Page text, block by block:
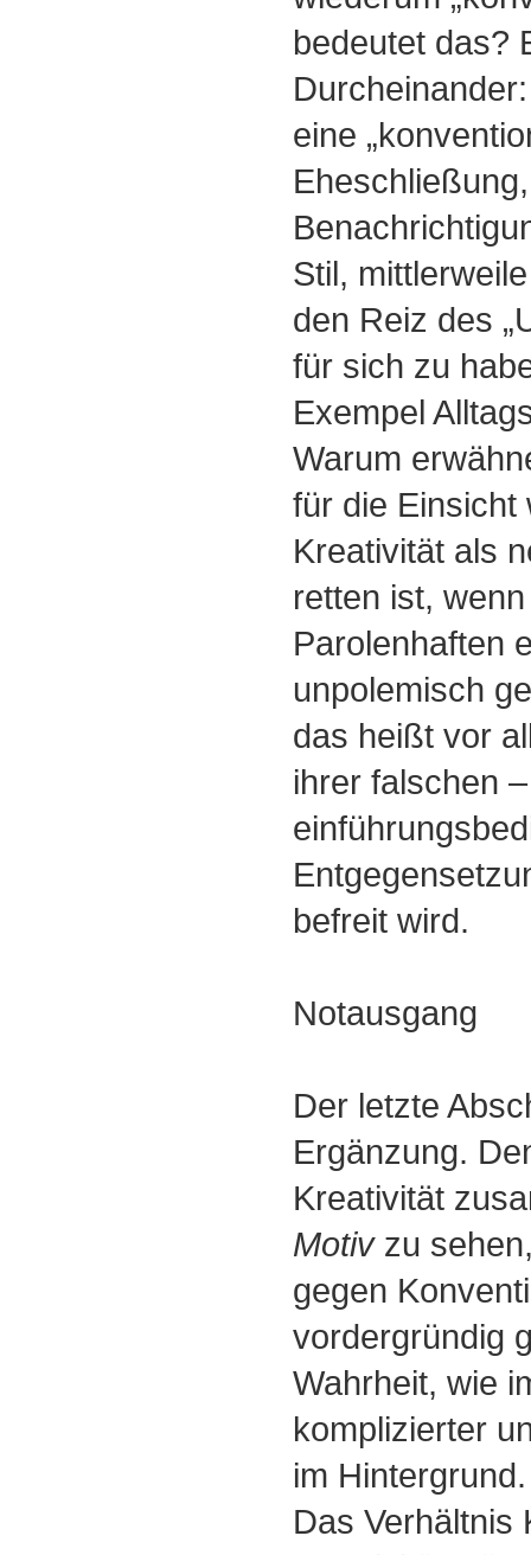
bedeutet das?
eine
Stil,
den Reiz des
für sich zu
Exempel
Warum
für die Einsicht
Kreativität als
retten ist,
Parolenhaften
unpolemisch
das heißt vor
ihrer falschen
befreit wird.
Notausgang
Der letzte
Ergänzung.
Kreativität
Motiv zu
gegen
vordergründig
Wahrheit, wie
komplizierter
im Hintergrund.
Das Verhältnis